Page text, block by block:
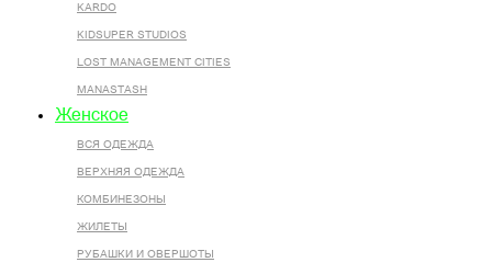
KARDO
KIDSUPER STUDIOS
LOST MANAGEMENT CITIES
MANASTASH
Женское
ВСЯ ОДЕЖДА
ВЕРХНЯЯ ОДЕЖДА
КОМБИНЕЗОНЫ
ЖИЛЕТЫ
РУБАШКИ И ОВЕРШОТЫ